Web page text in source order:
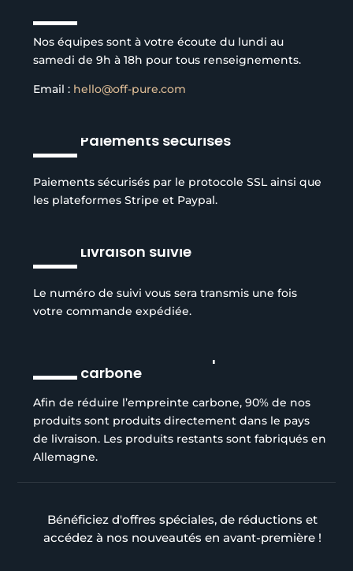
Nos équipes sont à votre écoute du lundi au
samedi de 9h à 18h pour tous renseignements.
Email : hello@off-pure.com
Paiements sécurisés
Paiements sécurisés par le protocole SSL ainsi que
les plateformes Stripe et Paypal.
Livraison suivie
Le numéro de suivi vous sera transmis une fois
votre commande expédiée.
Réduction de l’empreinte
carbone
Afin de réduire l’empreinte carbone, 90% de nos
produits sont produits directement dans le pays
de livraison. Les produits restants sont fabriqués en
Allemagne.
Bénéficiez d'offres spéciales, de réductions et
accédez à nos nouveautés en avant-première !